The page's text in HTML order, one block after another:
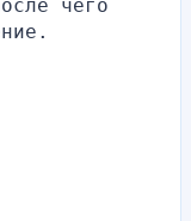
чего